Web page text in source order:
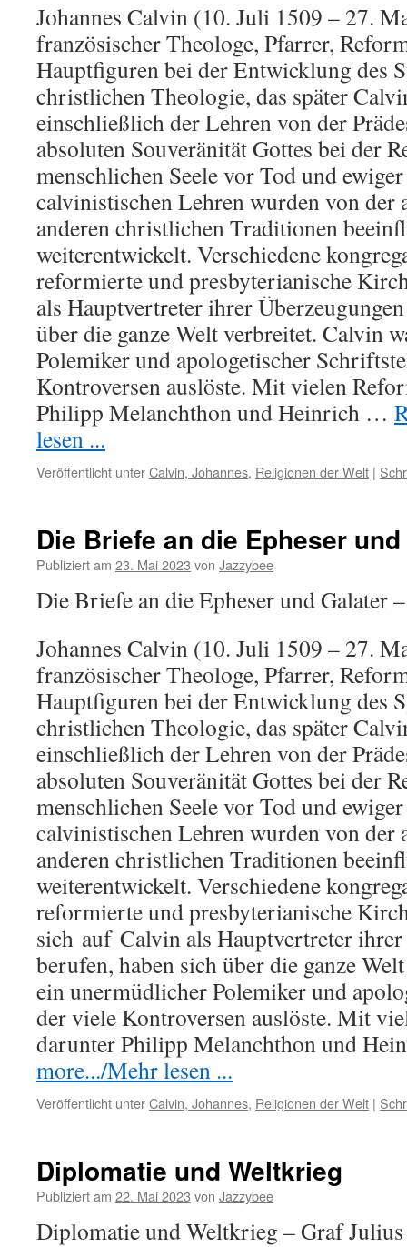
Johannes Calvin (10. Juli 1509 – 27.
französischer Theologe, Pfarrer,
Hauptfiguren bei der Entwicklung des
christlichen Theologie, das später
einschließlich der Lehren von der
absoluten Souveränität Gottes bei der
menschlichen Seele vor Tod und
calvinistischen Lehren wurden von der
anderen christlichen Traditionen
weiterentwickelt. Verschiedene
reformierte und presbyterianische
als Hauptvertreter ihrer
über die ganze Welt verbreitet. Calvin
Polemiker und apologetischer
Kontroversen auslöste. Mit vielen
Philipp Melanchthon und Heinrich …
lesen ...
Veröffentlicht unterCalvin, Johannes, Religionen der Welt |
Die Briefe an die Epheser
Publiziert am 23. Mai 2023 von Jazzybee
Die Briefe an die Epheser und Galater
Johannes Calvin (10. Juli 1509 – 27.
französischer Theologe, Pfarrer,
Hauptfiguren bei der Entwicklung des
christlichen Theologie, das später
einschließlich der Lehren von der
absoluten Souveränität Gottes bei der
menschlichen Seele vor Tod und
calvinistischen Lehren wurden von der
anderen christlichen Traditionen
weiterentwickelt. Verschiedene
reformierte und presbyterianische
sich aufCalvin als Hauptvertreter ihrer
berufen, haben sich über die ganze
ein unermüdlicher Polemiker und
der viele Kontroversen auslöste. Mit
darunter Philipp Melanchthon und
more.../Mehr lesen ...
Veröffentlicht unterCalvin, Johannes, Religionen der Welt |
Diplomatie und Weltkrieg
Publiziert am 22. Mai 2023 von Jazzybee
Diplomatie und Weltkrieg – Graf